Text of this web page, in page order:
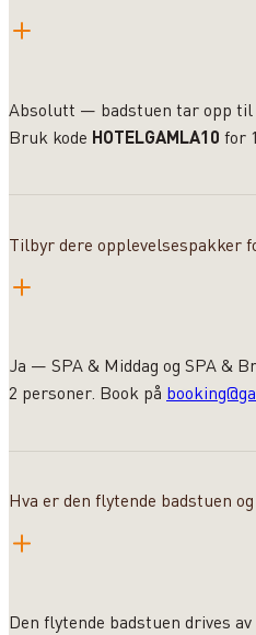
Absolutt — badstuen tar opp til
Bruk kode HOTELGAMLA10 for
Tilbyr dere opplevelsespakker
Ja — SPA & Middag og SPA &
2 personer. Book på
Hva er den flytende badstuen
Den flytende badstuen drives